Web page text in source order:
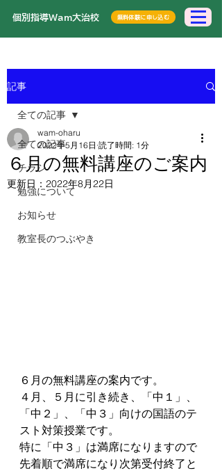
​個別指導Wam大治校 無料体験に申し込む
記事
全ての記事
チラシ
勉強について
お知らせ
教室長のつぶやき
全ての記事
６月の無料講座のご案内
wam-oharu
2022年5月16日 読了時間: 1分
更新日： 2022年8月22日
６月の無料講座の案内です。
４月、５月に引き続き、「中１」、
「中２」、「中３」向けの国語のテ
スト対策授業です。
特に「中３」は満席になりますので
先着順で満席になり次第受付終了と